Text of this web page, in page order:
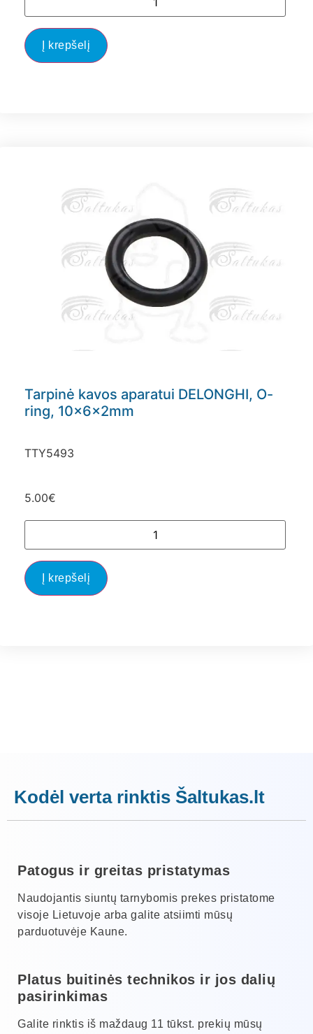
Į krepšelį
Tarpinė kavos aparatui DELONGHI, O-
ring, 10x6x2mm
TTY5493
5.00€
Į krepšelį
Kodėl verta rinktis Šaltukas.lt
Patogus ir greitas pristatymas
Naudojantis siuntų tarnybomis prekes pristatome
visoje Lietuvoje arba galite atsiimti mūsų
parduotuvėje Kaune.
Platus buitinės technikos ir jos dalių
pasirinkimas
Galite rinktis iš maždaug 11 tūkst. prekių mūsų